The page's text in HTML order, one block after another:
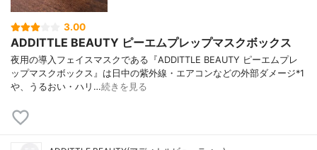
3.00
ADDITTLE BEAUTY ピーエムプレップマスクボックス
夜用の導入フェイスマスクである『ADDITTLE BEAUTY ピーエムプレ
ップマスクボックス』は日中の紫外線・エアコンなどの外部ダメージ*1
や、うるおい・ハリ…続きを見る